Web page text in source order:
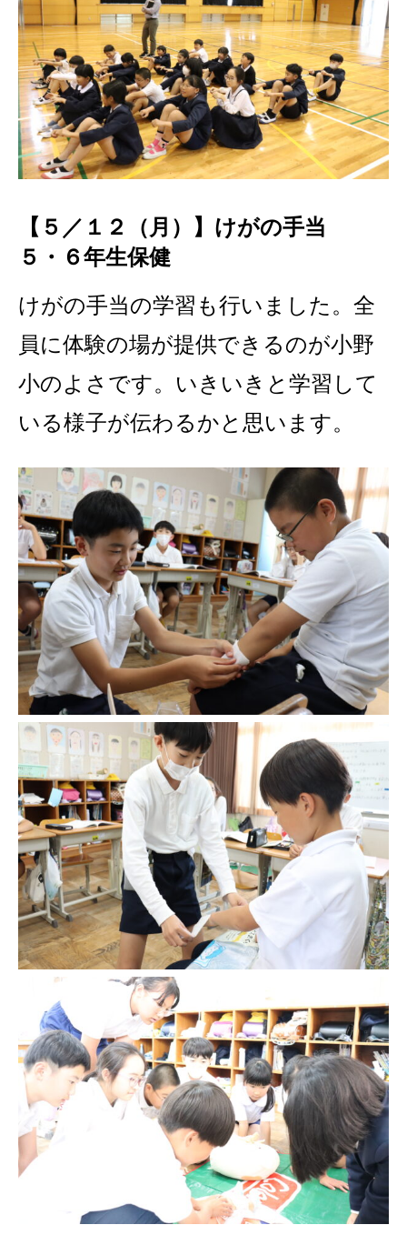
【５／１２（月）】けがの手当
５・６年生保健
けがの手当の学習も行いました。 全
員に体験の場が提供できるのが小野
小のよさです。いきいきと学習して
いる様子が伝わるかと思います。